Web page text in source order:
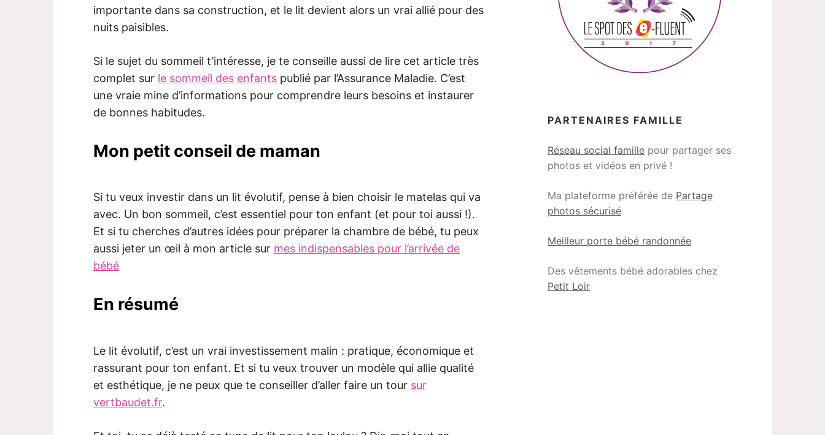
importante dans sa construction, et le lit devient alors un vrai allié pour des
nuits paisibles.
Si le sujet du sommeil t’intéresse, je te conseille aussi de lire cet article très
complet sur le sommeil des enfants publié par l’Assurance Maladie. C’est
une vraie mine d’informations pour comprendre leurs besoins et instaurer
de bonnes habitudes.
Mon petit conseil de maman
Si tu veux investir dans un lit évolutif, pense à bien choisir le matelas qui va
avec. Un bon sommeil, c’est essentiel pour ton enfant (et pour toi aussi !).
Et si tu cherches d’autres idées pour préparer la chambre de bébé, tu peux
aussi jeter un œil à mon article sur mes indispensables pour l’arrivée de
bébé
En résumé
Le lit évolutif, c’est un vrai investissement malin : pratique, économique et
rassurant pour ton enfant. Et si tu veux trouver un modèle qui allie qualité
et esthétique, je ne peux que te conseiller d’aller faire un tour sur
vertbaudet.fr.
PARTENAIRES FAMILLE
Réseau social famille pour partager ses
photos et vidéos en privé !
Ma plateforme préférée de Partage
photos sécurisé
Meilleur porte bébé randonnée
Des vêtements bébé adorables chez
Petit Loir